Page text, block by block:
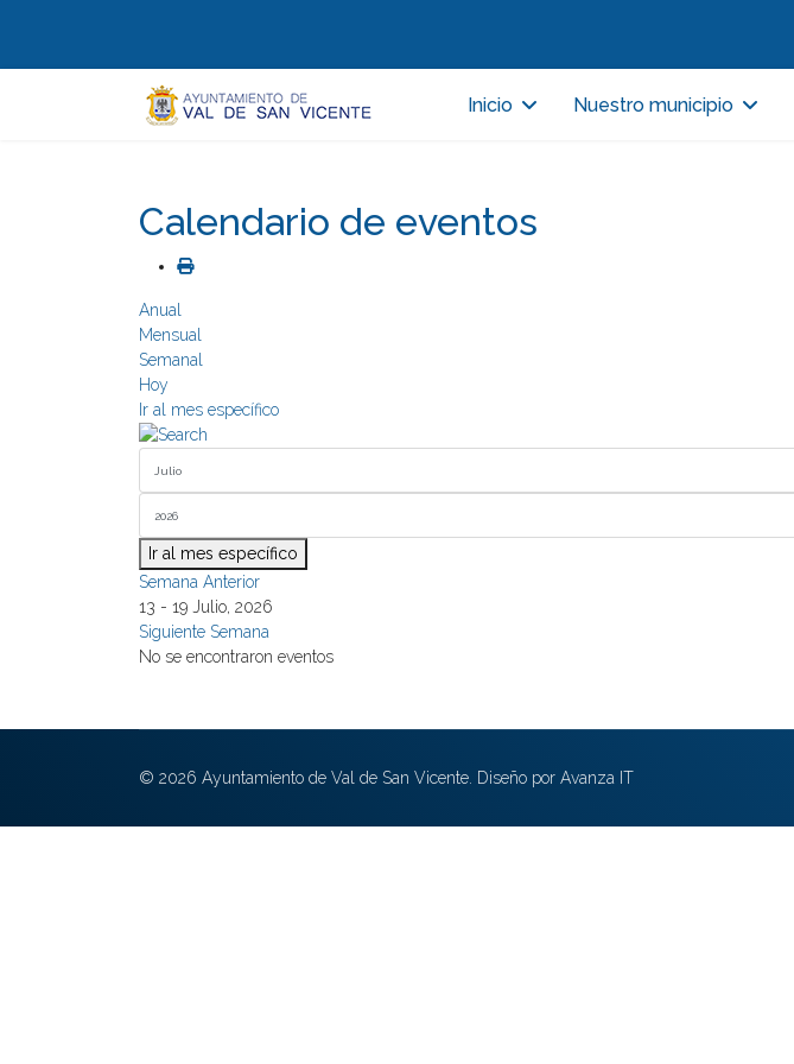
Inicio Nuestro municipio
Calendario de eventos
Anual
Mensual
Semanal
Hoy
Ir al mes específico
Ir al mes específico
Semana Anterior
13 - 19 Julio, 2026
Siguiente Semana
No se encontraron eventos
© 2026 Ayuntamiento de Val de San Vicente. Diseño por Avanza IT